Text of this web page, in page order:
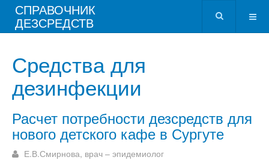
СПРАВОЧНИК
ДЕЗСРЕДСТВ
Средства для
дезинфекции
Расчет потребности дезсредств для
нового детского кафе в Сургуте
Е.В.Смирнова, врач – эпидемиолог